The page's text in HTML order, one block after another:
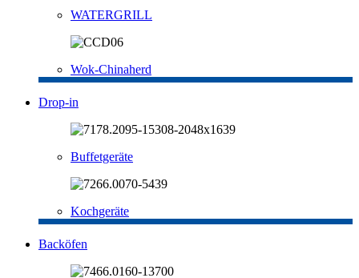
WATERGRILL
Wok-Chinaherd
Drop-in
Buffetgeräte
Kochgeräte
Backöfen